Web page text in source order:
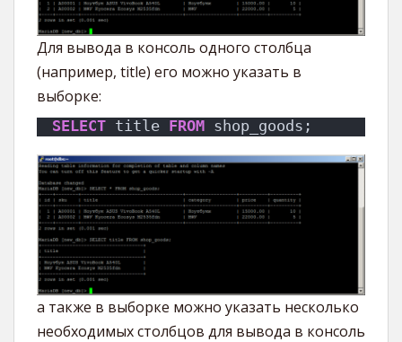
Для вывода в консоль одного столбца
(например, title) его можно указать в
выборке:
SELECT title FROM shop_goods;
а также в выборке можно указать несколько
необходимых столбцов для вывода в консоль